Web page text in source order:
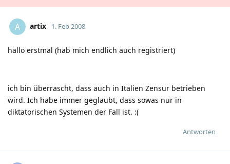
A artix 1. Feb 2008
hallo erstmal (hab mich endlich auch registriert)
ich bin überrascht, dass auch in Italien Zensur betrieben
wird. Ich habe immer geglaubt, dass sowas nur in
diktatorischen Systemen der Fall ist. :(
Antworten